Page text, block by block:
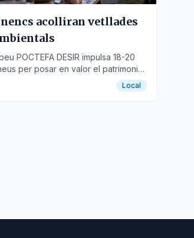
acolliran vetllades
POCTEFA DESIR impulsa 18-20
per posar en valor el patrimoni
la serralada.
Local